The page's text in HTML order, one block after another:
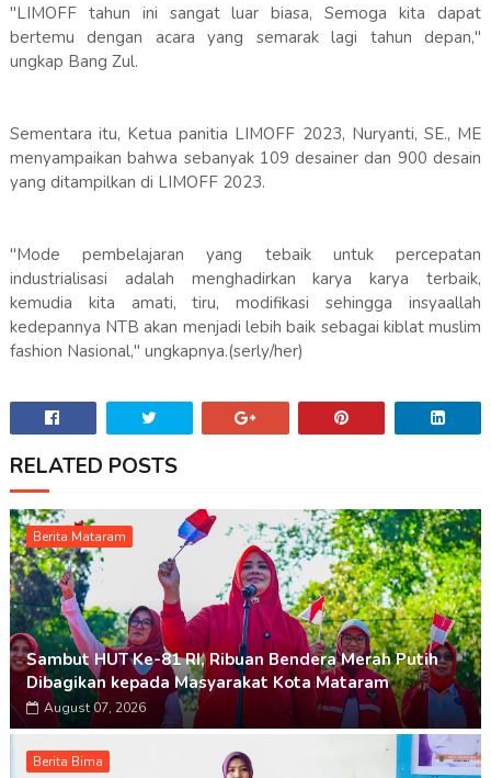
"LIMOFF tahun ini sangat luar biasa, Semoga kita dapat
bertemu dengan acara yang semarak lagi tahun depan,"
ungkap Bang Zul.
Sementara itu, Ketua panitia LIMOFF 2023, Nuryanti, SE., ME
menyampaikan bahwa sebanyak 109 desainer dan 900 desain
yang ditampilkan di LIMOFF 2023.
"Mode pembelajaran yang tebaik untuk percepatan
industrialisasi adalah menghadirkan karya karya terbaik,
kemudia kita amati, tiru, modifikasi sehingga insyaallah
kedepannya NTB akan menjadi lebih baik sebagai kiblat muslim
fashion Nasional," ungkapnya.(serly/her)
RELATED POSTS
Berita Mataram
Sambut HUT Ke-81 RI, Ribuan Bendera Merah Putih
Dibagikan kepada Masyarakat Kota Mataram
August 07, 2026
Berita Bima